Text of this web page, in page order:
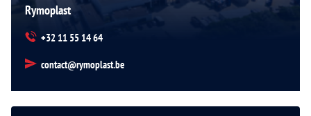
Rymoplast
+32 11 55 14 64
contact@rymoplast.be